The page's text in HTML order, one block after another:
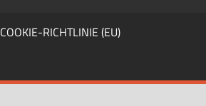
COOKIE-RICHTLINIE (EU)